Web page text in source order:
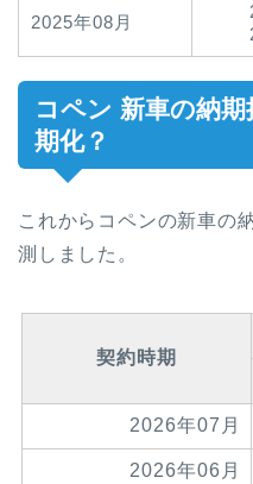
2025年08月
コペン 新車の納
期化？
これからコペンの新車の
測しました。
契約時期
2026年07月
2026年06月